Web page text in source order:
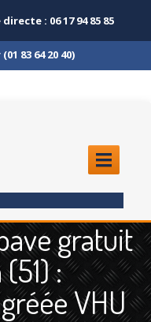
: 06 17 94 85 85
83 64 20 40)
gratuit
:
VHU